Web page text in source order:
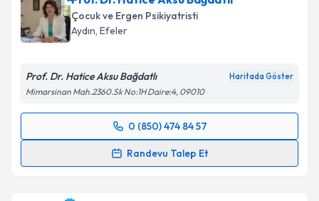
Çocuk ve Ergen Psikiyatristi
Aydın, Efeler
Prof. Dr. Hatice Aksu Bağdatlı Haritada Göster
Mimarsinan Mah.2360.Sk No:1H Daire:4, 09010
0 (850) 474 84 57
Randevu Talep Et
Randevu Takvimi Talebi